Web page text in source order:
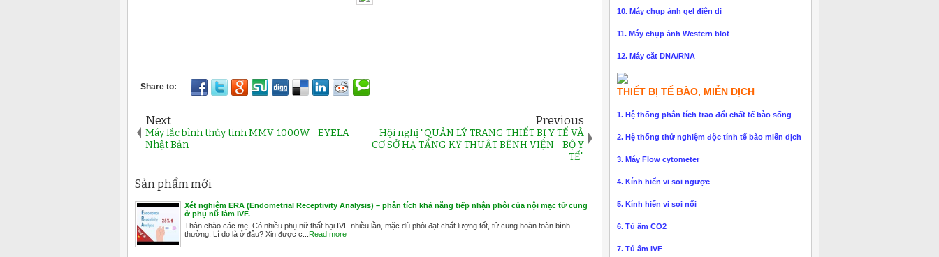
Next
Máy lắc bình thủy tinh MMV-1000W - EYELA -
Nhật Bản
Previous
Hội nghị "QUẢN LÝ TRANG THIẾT BỊ Y TẾ VÀ
CƠ SỞ HẠ TẦNG KỸ THUẬT BỆNH VIỆN - BỘ Y
TẾ"
Sản phẩm mới
Xét nghiệm ERA (Endometrial Receptivity Analysis) – phân tích khả năng tiếp nhận phôi của nội mạc tử cung
ở phụ nữ làm IVF.
Thân chào các mẹ, Có nhiều phụ nữ thất bại IVF nhiều lần, mặc dù phôi đạt chất lượng tốt, tử cung hoàn toàn bình
thường. Lí do là ở đâu? Xin được c...
Read more
10. Máy chụp ảnh gel điện di
11. Máy chụp ảnh Western blot
12. Máy cắt DNA/RNA
THIẾT BỊ TẾ BÀO, MIỄN DỊCH
1. Hệ thống phân tích trao đổi chất tế bào sống
2. Hệ thống thử nghiệm độc tính tế bào miễn dịch
3. Máy Flow cytometer
4. Kính hiển vi soi ngược
5. Kính hiển vi soi nổi
6. Tủ ấm CO2
7. Tủ ấm IVF